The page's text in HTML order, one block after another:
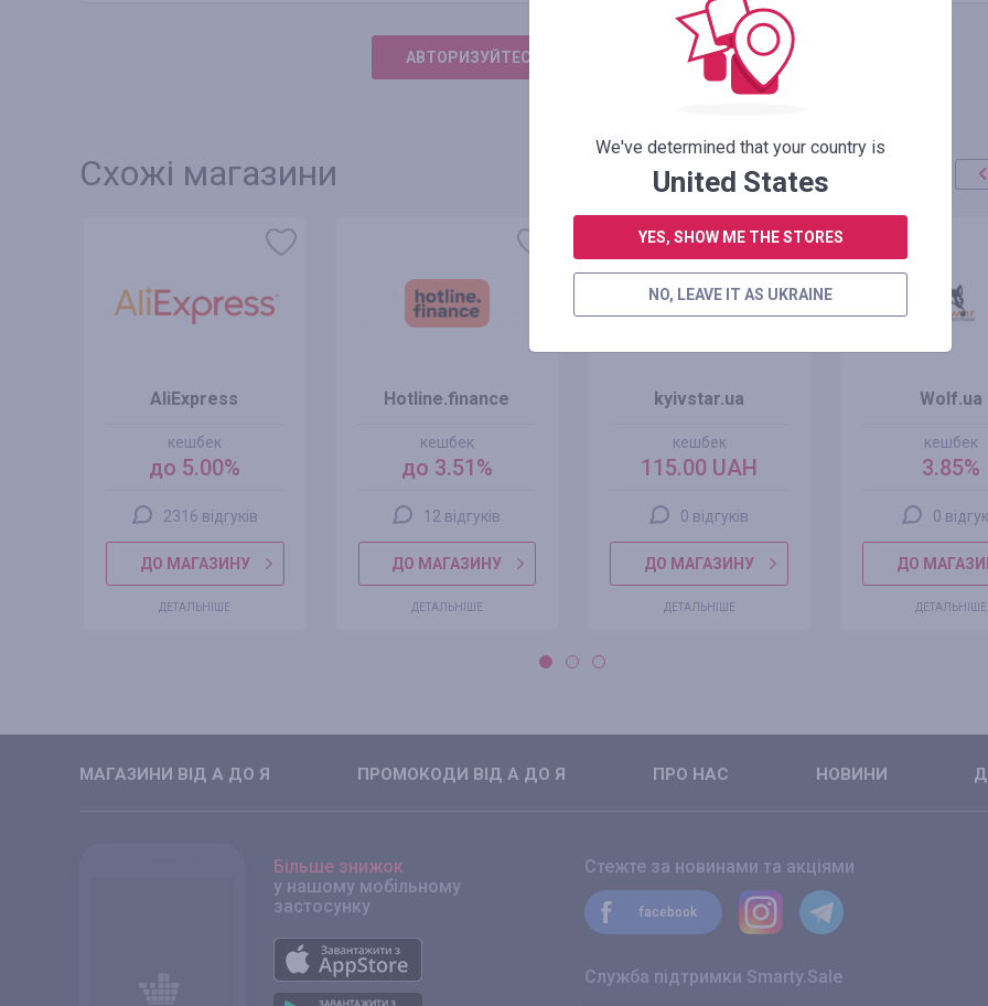
АВТОРИЗУЙТЕСЬ, ЩОБ ЗАЛИШИТИ ВІДГУК
Схожі магазини
AliExpress
кешбек
до 5.00%
2316 відгуків
ДО МАГАЗИНУ
ДЕТАЛЬНІШЕ
Hotline.finance
кешбек
до 3.51%
12 відгуків
ДО МАГАЗИНУ
ДЕТАЛЬНІШЕ
kyivstar.ua
кешбек
115.00 UAH
0 відгуків
ДО МАГАЗИНУ
ДЕТАЛЬНІШЕ
Wolf.ua
кешбек
3.85%
0
ДО
ДЕТАЛЬНІШЕ
МАГАЗИНИ ВIД А ДО Я ПРОМОКОДИ ВIД А ДО Я ПРО НАС НОВИНИ
Більше знижок
у нашому мобільному
застосунку
Стежте за новинами та акціями
facebook
Служба підтримки Smarty.Sale
We've determined that your country is
United States
YES, SHOW ME THE STORES
NO, LEAVE IT AS UKRAINE